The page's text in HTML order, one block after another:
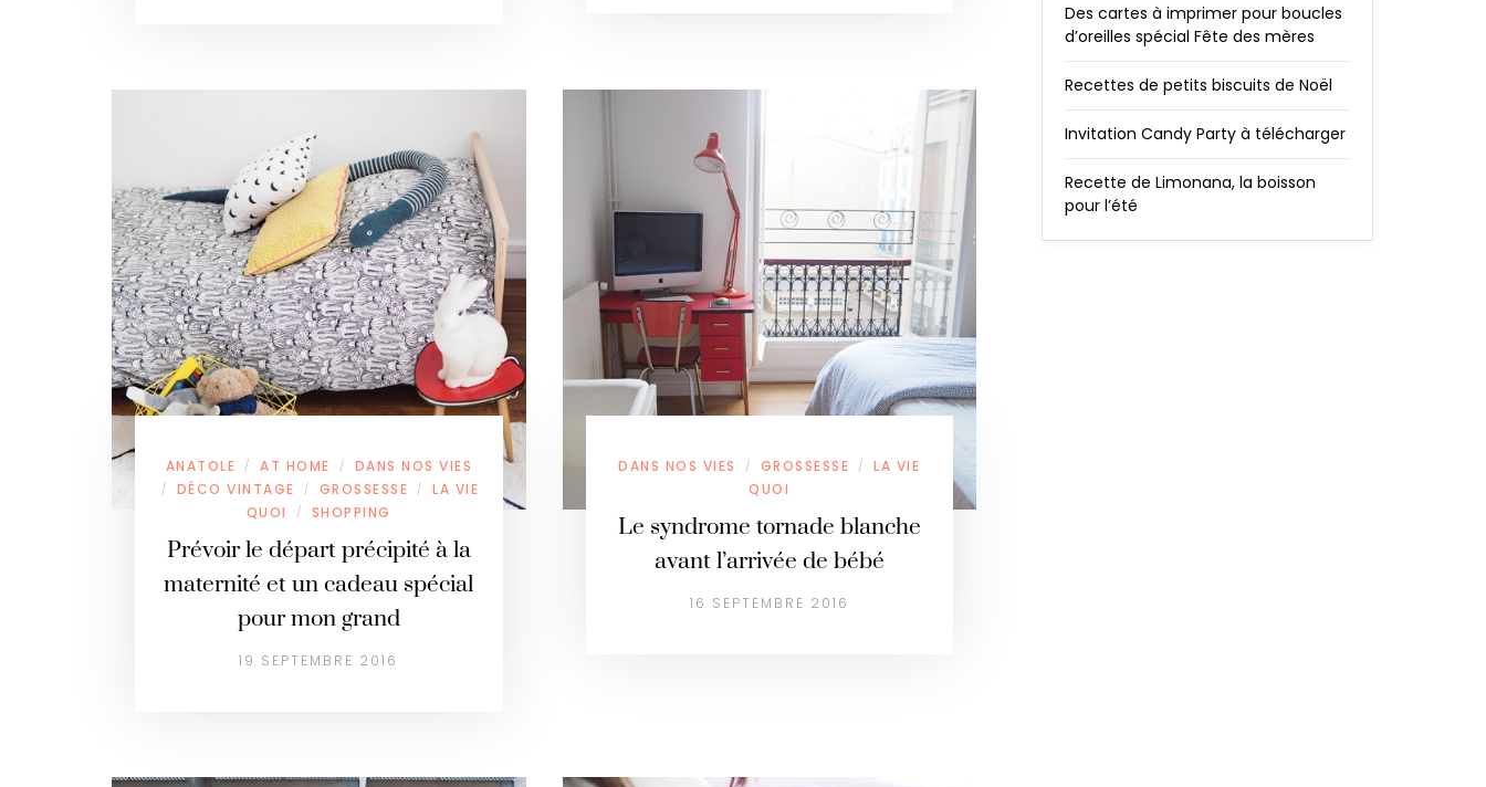
ANATOLE / AT HOME / DANS NOS VIES
/ DÉCO VINTAGE / GROSSESSE /
LA VIE
QUOI
/ SHOPPING
Prévoir le départ précipité à la
maternité et un cadeau spécial
pour mon grand
19 SEPTEMBRE 2016
DANS NOS VIES / GROSSESSE /
LA VIE
QUOI
Le syndrome tornade blanche
avant l’arrivée de bébé
16 SEPTEMBRE 2016
Des cartes à imprimer pour boucles
d’oreilles spécial Fête des mères
Recettes de petits biscuits de Noël
Invitation Candy Party à télécharger
Recette de Limonana, la boisson
pour l’été